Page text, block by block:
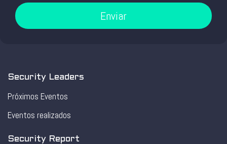
Enviar
Security Leaders
Próximos Eventos
Eventos realizados
Security Report